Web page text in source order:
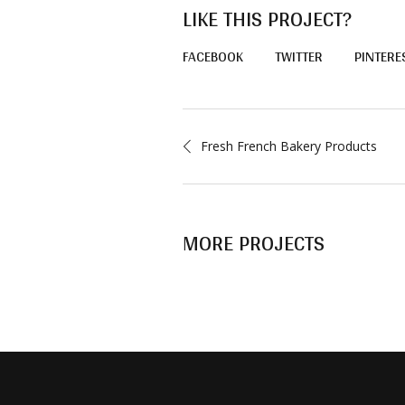
LIKE THIS PROJECT?
FACEBOOK TWITTER
Fresh French Bakery Products
MORE PROJECTS